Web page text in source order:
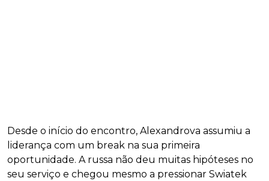
Desde o início do encontro, Alexandrova assumiu a
liderança com um break na sua primeira
oportunidade. A russa não deu muitas hipóteses no
seu serviço e chegou mesmo a pressionar Swiatek